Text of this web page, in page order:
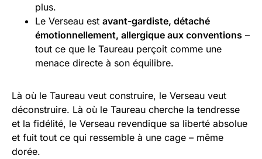
plus.
Le Verseau est avant-gardiste, détaché
émotionnellement, allergique aux conventions –
tout ce que le Taureau perçoit comme une
menace directe à son équilibre.
Là où le Taureau veut construire, le Verseau veut
déconstruire. Là où le Taureau cherche la tendresse
et la fidélité, le Verseau revendique sa liberté absolue
et fuit tout ce qui ressemble à une cage – même
dorée.